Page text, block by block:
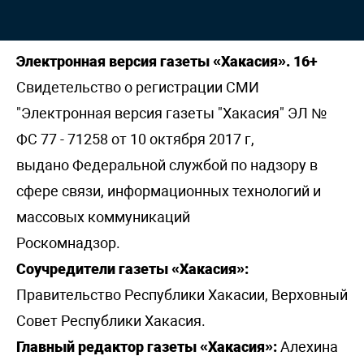
Электронная версия газеты «Хакасия». 16+
Свидетельство о регистрации СМИ
"Электронная версия газеты "Хакасия" ЭЛ №
ФС 77 - 71258 от 10 октября 2017 г,
выдано Федеральной службой по надзору в
сфере связи, информационных технологий и
массовых коммуникаций
Роскомнадзор.
Соучредители газеты «Хакасия»:
Правительство Республики Хакасии, Верховный
Совет Республики Хакасия.
Главный редактор газеты «Хакасия»:Алехина